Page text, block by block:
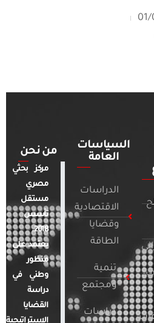
السياسات
العامة
الدراسات
الاقتصادية
وقضايا
الطاقة
تنمية
ومجتمع
دراسات
من نحن
مركز بحثي
مصري
مستقل
تأسس
2018.
يعتمد على
منظور
وطني في
دراسة
القضايا
الاستراتيجية